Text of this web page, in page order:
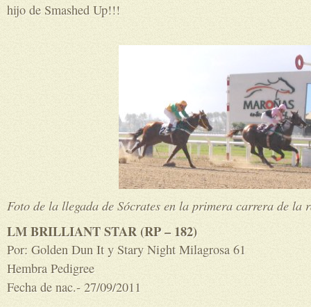
hijo de Smashed Up!!!
Foto de la llegada de Sócrates en la primera carrera de la
LM BRILLIANT STAR (RP – 182)
Por: Golden Dun It y Stary Night Milagrosa 61
Hembra Pedigree
Fecha de nac.- 27/09/2011